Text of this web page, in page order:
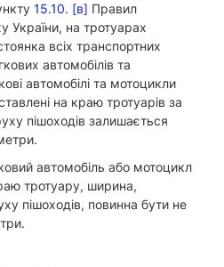
15.10. [в] Правил
України, на тротуарах
всіх транспортних
автомобілів та
автомобілі та мотоцикли
на краю тротуарів за
пішоходів залишається
автомобіль або мотоцикл
тротуару, ширина,
пішоходів, повинна бути не